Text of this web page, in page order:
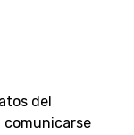
del
comunicarse